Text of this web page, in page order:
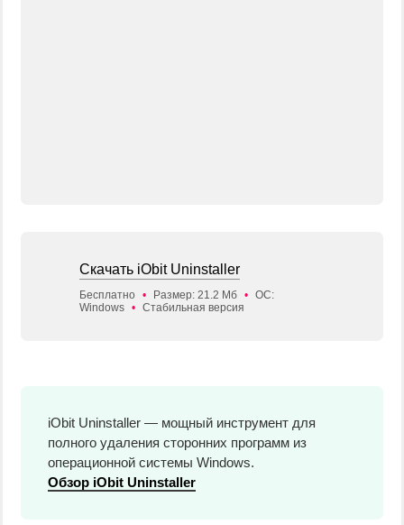
Скачать iObit Uninstaller
Бесплатно • Размер: 21.2 Мб • ОС:
Windows • Стабильная версия
iObit Uninstaller — мощный инструмент для
полного удаления сторонних программ из
операционной системы Windows.
Обзор iObit Uninstaller